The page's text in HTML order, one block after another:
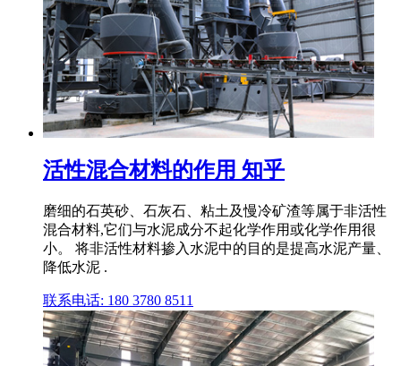
活性混合材料的作用 知乎
磨细的石英砂、石灰石、粘土及慢冷矿渣等属于非活性
混合材料,它们与水泥成分不起化学作用或化学作用很
小。 将非活性材料掺入水泥中的目的是提高水泥产量、
降低水泥 .
联系电话: 180 3780 8511